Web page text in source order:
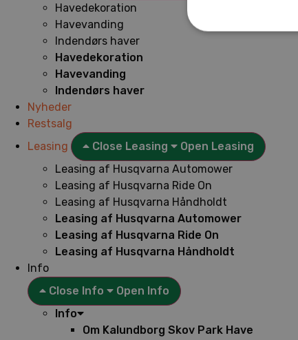
Havedekoration
Havevanding
Indendørs haver
Havedekoration
Havevanding
Indendørs haver
Nyheder
Restsalg
Leasing
Close Leasing
Open Leasing
Leasing af Husqvarna Automower
Leasing af Husqvarna Ride On
Leasing af Husqvarna Håndholdt
Leasing af Husqvarna Automower
Leasing af Husqvarna Ride On
Leasing af Husqvarna Håndholdt
Info
Close Info
Open Info
Info
Om Kalundborg Skov Park Have